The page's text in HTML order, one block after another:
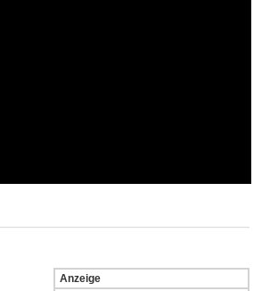
Anzeige